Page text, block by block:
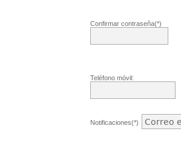
Confirmar contraseña(*)
Teléfono móvil:
Notificaciones(*)